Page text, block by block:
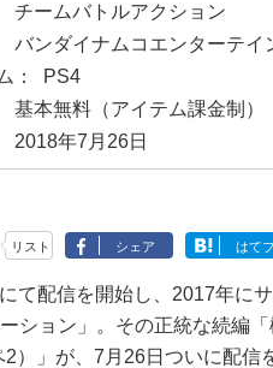
チームバトルアクション
バンダイナムコエンターテイ
：
PS4
基本無料（アイテム課金制）
2018年7月26日
リスト シェア はて
て配信を開始し、2017年に
ション」。その正統な続編
2）」が、7月26日ついに配信